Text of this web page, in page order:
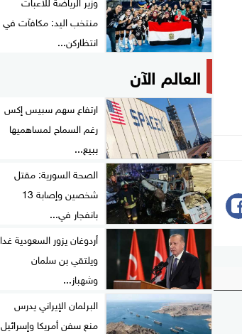
منتخب اليد: مكافآت في
انتظاركن...
العالم الآن
ارتفاع سهم سبيس إكس
رغم السماح لمساهميها
ببيع...
الصحة السورية: مقتل
شخصين وإصابة 13
بانفجار في...
أردوغان يزور السعودية غدا
ويلتقي بن سلمان
وشهباز...
البرلمان الإيراني يدرس
منع سفن أمريكا وإسرائيل